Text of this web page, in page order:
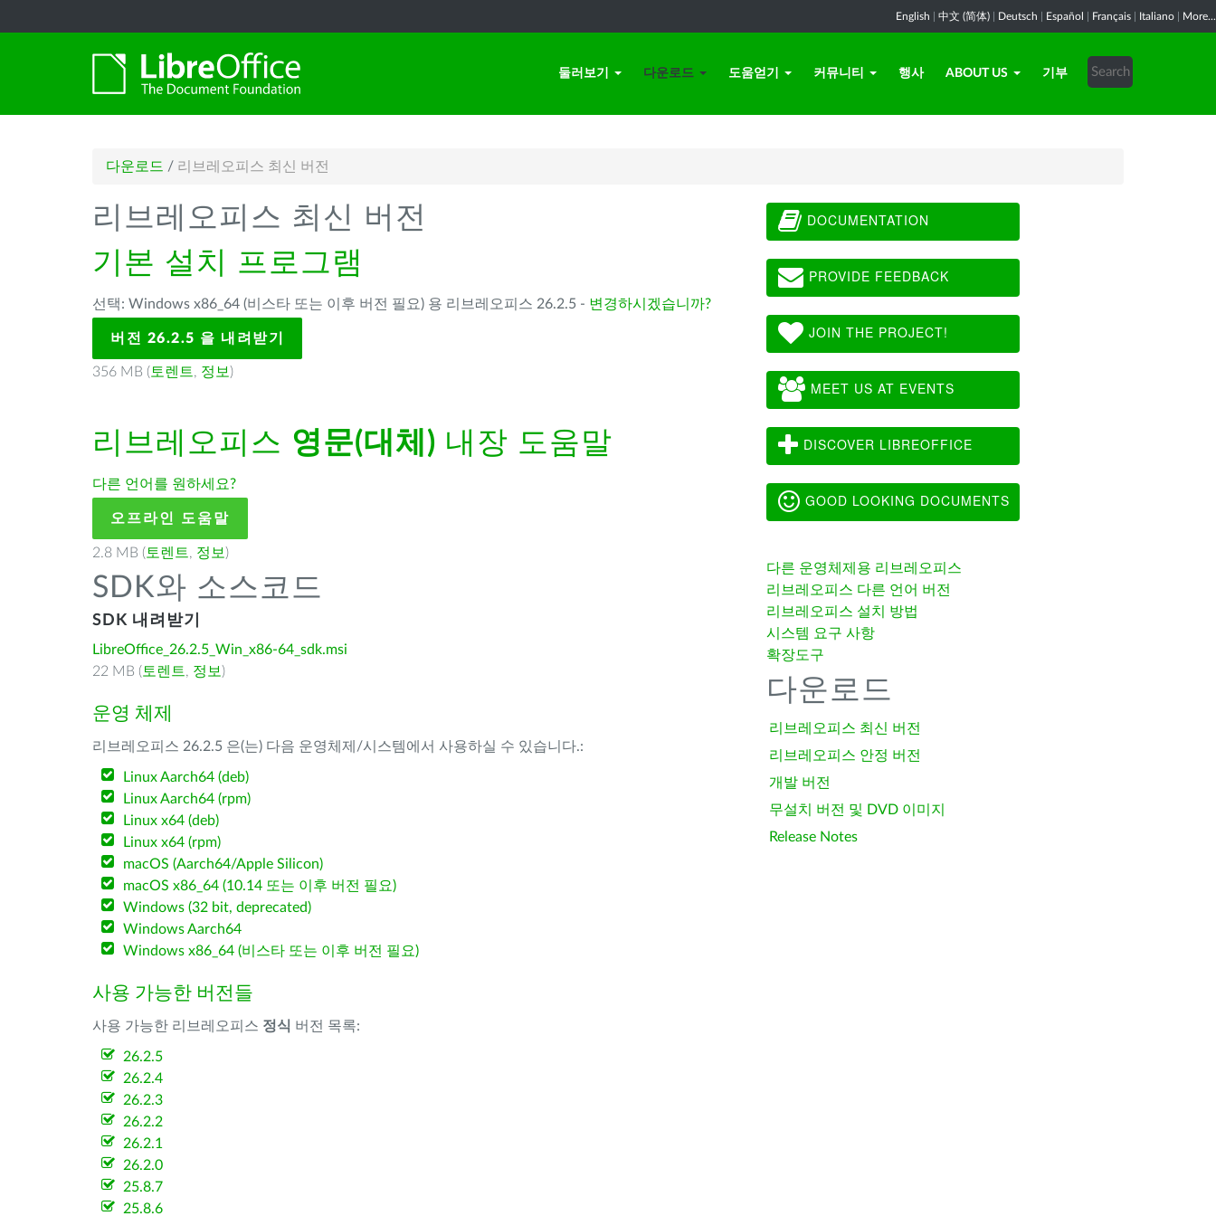
English 中文 (简体) Deutsch Español Français Italiano More...
둘러보기 다운로드 도움얻기 커뮤니티 행사 ABOUT US 기부
다운로드 / 리브레오피스 최신 버전
리브레오피스 최신 버전
기본 설치 프로그램
선택: Windows x86_64 (비스타 또는 이후 버전 필요) 용 리브레오피스 26.2.5 - 변경하시겠습니까?
버전 26.2.5 을 내려받기
356 MB ( 토렌트, 정보 )
리브레오피스 영문(대체) 내장 도움말
다른 언어를 원하세요?
오프라인 도움말
2.8 MB ( 토렌트, 정보 )
SDK와 소스코드
SDK 내려받기
LibreOffice_26.2.5_Win_x86-64_sdk.msi
22 MB ( 토렌트, 정보 )
운영 체제
리브레오피스 26.2.5 은(는) 다음 운영체제/시스템에서 사용하실 수 있습니다.:
Linux Aarch64 (deb)
Linux Aarch64 (rpm)
Linux x64 (deb)
Linux x64 (rpm)
macOS (Aarch64/Apple Silicon)
macOS x86_64 (10.14 또는 이후 버전 필요)
Windows (32 bit, deprecated)
Windows Aarch64
Windows x86_64 (비스타 또는 이후 버전 필요)
사용 가능한 버전들
사용 가능한 리브레오피스 정식 버전 목록:
26.2.5
26.2.4
26.2.3
26.2.2
26.2.1
26.2.0
25.8.7
25.8.6
DOCUMENTATION
PROVIDE FEEDBACK
JOIN THE PROJECT!
MEET US AT EVENTS
DISCOVER LIBREOFFICE
GOOD LOOKING DOCUMENTS
다른 운영체제용 리브레오피스
리브레오피스 다른 언어 버전
리브레오피스 설치 방법
시스템 요구 사항
확장도구
다운로드
리브레오피스 최신 버전
리브레오피스 안정 버전
개발 버전
무설치 버전 및 DVD 이미지
Release Notes